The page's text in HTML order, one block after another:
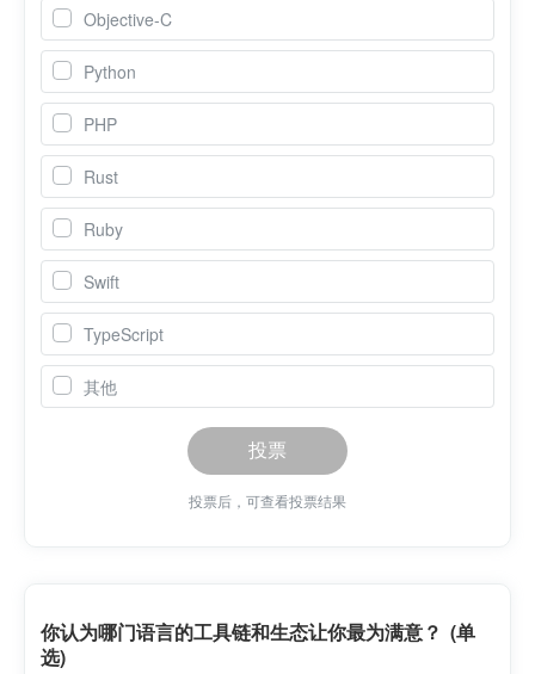
Objective-C
Python
PHP
Rust
Ruby
Swift
TypeScript
其他
投票
投票后，可查看投票结果
你认为哪门语言的工具链和生态让你最为满意？ (单
选)